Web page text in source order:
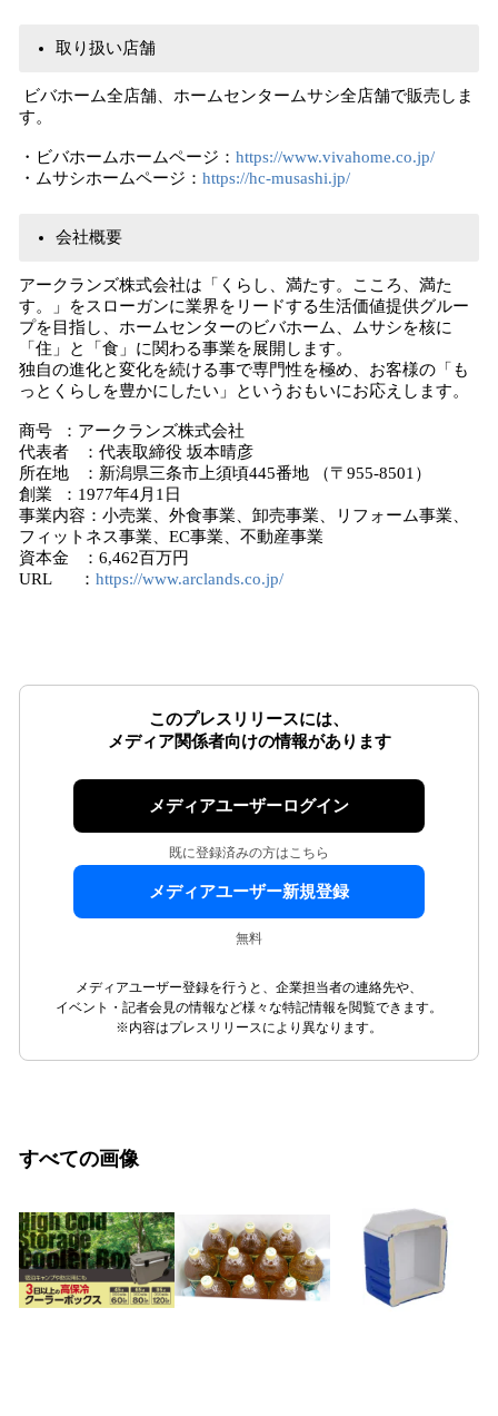
取り扱い店舗
ビバホーム全店舗、ホームセンタームサシ全店舗で販売しま
す。
・ビバホームホームページ： https://www.vivahome.co.jp/
・ムサシホームページ： https://hc-musashi.jp/
会社概要
アークランズ株式会社は「くらし、満たす。こころ、満た
す。」をスローガンに業界をリードする生活価値提供グルー
プを目指し、ホームセンターのビバホーム、ムサシを核に
「住」と「食」に関わる事業を展開します。
独自の進化と変化を続ける事で専門性を極め、お客様の「も
っとくらしを豊かにしたい」というおもいにお応えします。
商号 ：アークランズ株式会社
代表者 ：代表取締役 坂本晴彦
所在地 ：新潟県三条市上須頃445番地 （〒955-8501）
創業 ：1977年4月1日
事業内容：小売業、外食事業、卸売事業、リフォーム事業、
フィットネス事業、EC事業、不動産事業
資本金 ：6,462百万円
URL ： https://www.arclands.co.jp/
このプレスリリースには、
メディア関係者向けの情報があります
メディアユーザーログイン
既に登録済みの方はこちら
メディアユーザー新規登録
無料
メディアユーザー登録を行うと、企業担当者の連絡先や、
イベント・記者会見の情報など様々な特記情報を閲覧できます。
※内容はプレスリリースにより異なります。
すべての画像